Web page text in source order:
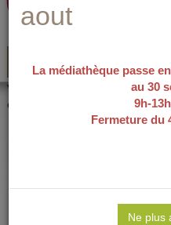
Vous êtes ici :
Détail
document
La
aout
La médiathèque passe
au 30
9h-
Fermeture du
Ne plus